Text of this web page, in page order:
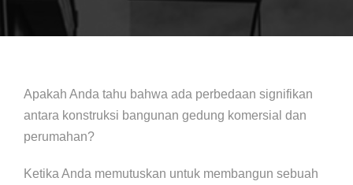
Apakah Anda tahu bahwa ada perbedaan signifikan
antara konstruksi bangunan gedung komersial dan
perumahan?
Ketika Anda memutuskan untuk membangun sebuah